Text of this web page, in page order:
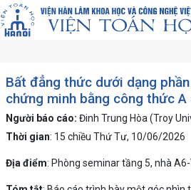
Bất đẳng thức dưới dạng
chứng minh bằng công thức A
Người báo cáo: Đinh Trung Hòa (Troy
Thời gian: 15 chiều Thứ Tư, 10/06/2026
Địa điểm: Phòng seminar tầng 5, nhà